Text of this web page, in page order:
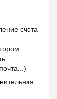
счета